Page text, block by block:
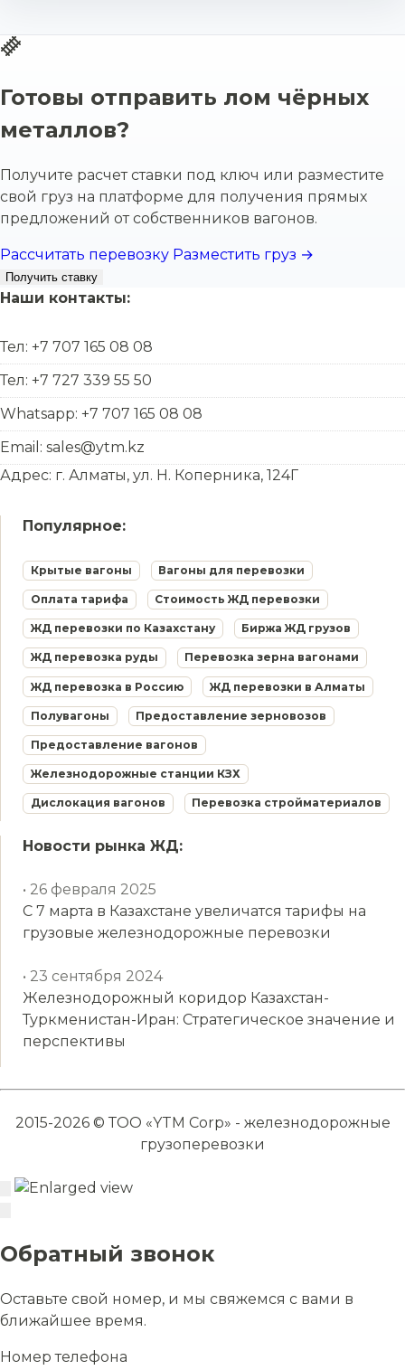
Готовы отправить лом чёрных
металлов?
Получите расчет ставки под ключ или разместите
свой груз на платформе для получения прямых
предложений от собственников вагонов.
Рассчитать перевозку Разместить груз →
Получить ставку
Наши контакты:
Тел: +7 707 165 08 08
Тел: +7 727 339 55 50
Whatsapp: +7 707 165 08 08
Email: sales@ytm.kz
Адрес: г. Алматы, ул. Н. Коперника, 124Г
Популярное:
Крытые вагоны Вагоны для перевозки
Оплата тарифа Стоимость ЖД перевозки
ЖД перевозки по Казахстану Биржа ЖД грузов
ЖД перевозка руды Перевозка зерна вагонами
ЖД перевозка в Россию ЖД перевозки в Алматы
Полувагоны Предоставление зерновозов
Предоставление вагонов
Железнодорожные станции КЗХ
Дислокация вагонов Перевозка стройматериалов
Новости рынка ЖД:
• 26 февраля 2025
С 7 марта в Казахстане увеличатся тарифы на
грузовые железнодорожные перевозки
• 23 сентября 2024
Железнодорожный коридор Казахстан-
Туркменистан-Иран: Стратегическое значение и
перспективы
2015-2026 © ТОО «YTM Corp» - железнодорожные
грузоперевозки
Обратный звонок
Оставьте свой номер, и мы свяжемся с вами в
ближайшее время.
Номер телефона